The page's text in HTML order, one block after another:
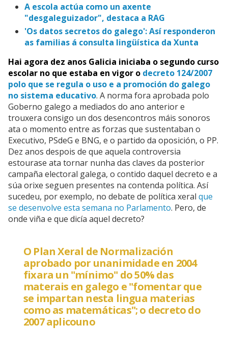
A escola actúa como un axente
"desgaleguizador", destaca a RAG
'Os datos secretos do galego': Así responderon
as familias á consulta lingüística da Xunta
Hai agora dez anos Galicia iniciaba o segundo curso
escolar no que estaba en vigor o decreto 124/2007
polo que se regula o uso e a promoción do galego
no sistema educativo. A norma fora aprobada polo
Goberno galego a mediados do ano anterior e
trouxera consigo un dos desencontros máis sonoros
ata o momento entre as forzas que sustentaban o
Executivo, PSdeG e BNG, e o partido da oposición, o PP.
Dez anos despois de que aquela controversia
estourase ata tornar nunha das claves da posterior
campaña electoral galega, o contido daquel decreto e a
súa orixe seguen presentes na contenda política. Así
sucedeu, por exemplo, no debate de política xeral que
se desenvolve esta semana no Parlamento. Pero, de
onde viña e que dicía aquel decreto?
O Plan Xeral de Normalización
aprobado por unanimidade en 2004
fixara un "mínimo" do 50% das
materais en galego e "fomentar que
se impartan nesta lingua materias
como as matemáticas"; o decreto do
2007 aplicouno